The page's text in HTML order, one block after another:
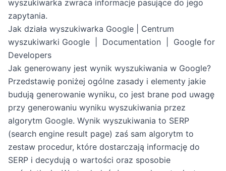
wyszukiwarka zwraca informacje pasujące do jego
zapytania.
Jak działa wyszukiwarka Google | Centrum
wyszukiwarki Google | Documentation | Google for
Developers
Jak generowany jest wynik wyszukiwania w Google?
Przedstawię poniżej ogólne zasady i elementy jakie
budują generowanie wyniku, co jest brane pod uwagę
przy generowaniu wyniku wyszukiwania przez
algorytm Google. Wynik wyszukiwania to SERP
(search engine result page) zaś sam algorytm to
zestaw procedur, które dostarczają informację do
SERP i decydują o wartości oraz sposobie